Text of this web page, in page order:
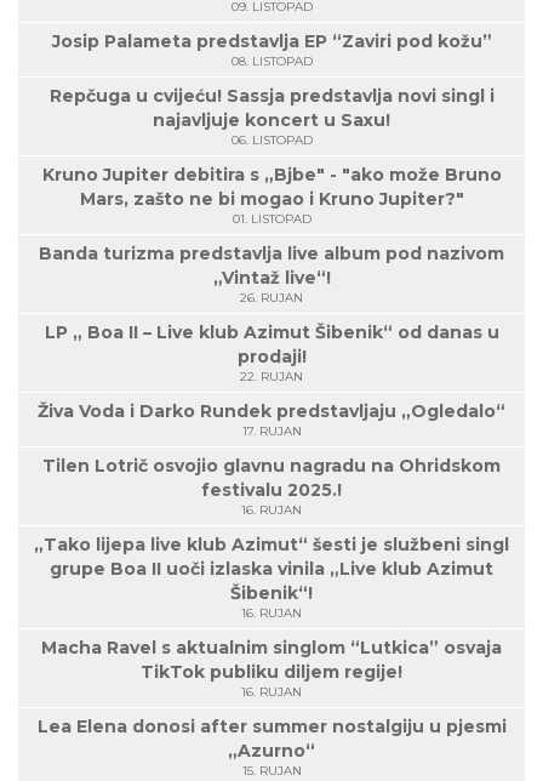
09. LISTOPAD
Josip Palameta predstavlja EP “Zaviri pod kožu”
08. LISTOPAD
Repčuga u cvijeću! Sassja predstavlja novi singl i
najavljuje koncert u Saxu!
06. LISTOPAD
Kruno Jupiter debitira s „Bjbe" - "ako može Bruno
Mars, zašto ne bi mogao i Kruno Jupiter?"
01. LISTOPAD
Banda turizma predstavlja live album pod nazivom
„Vintaž live“!
26. RUJAN
LP „ Boa II – Live klub Azimut Šibenik“ od danas u
prodaji!
22. RUJAN
Živa Voda i Darko Rundek predstavljaju „Ogledalo“
17. RUJAN
Tilen Lotrič osvojio glavnu nagradu na Ohridskom
festivalu 2025.!
16. RUJAN
„Tako lijepa live klub Azimut“ šesti je službeni singl
grupe Boa II uoči izlaska vinila „Live klub Azimut
Šibenik“!
16. RUJAN
Macha Ravel s aktualnim singlom “Lutkica” osvaja
TikTok publiku diljem regije!
16. RUJAN
Lea Elena donosi after summer nostalgiju u pjesmi
„Azurno“
15. RUJAN